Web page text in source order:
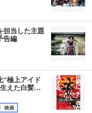
当した主題
告編
“極上アイド
えた白髪…
映画